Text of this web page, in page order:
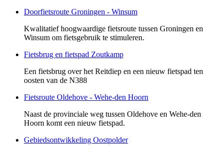
Doorfietsroute Groningen - Winsum
Kwalitatief hoogwaardige fietsroute tussen Groningen en
Winsum om fietsgebruik te stimuleren.
Fietsbrug en fietspad Zoutkamp
Een fietsbrug over het Reitdiep en een nieuw fietspad ten
oosten van de N388
Fietsroute Oldehove - Wehe-den Hoorn
Naast de provinciale weg tussen Oldehove en Wehe-den
Hoorn komt een nieuw fietspad.
Gebiedsontwikkeling Oostpolder